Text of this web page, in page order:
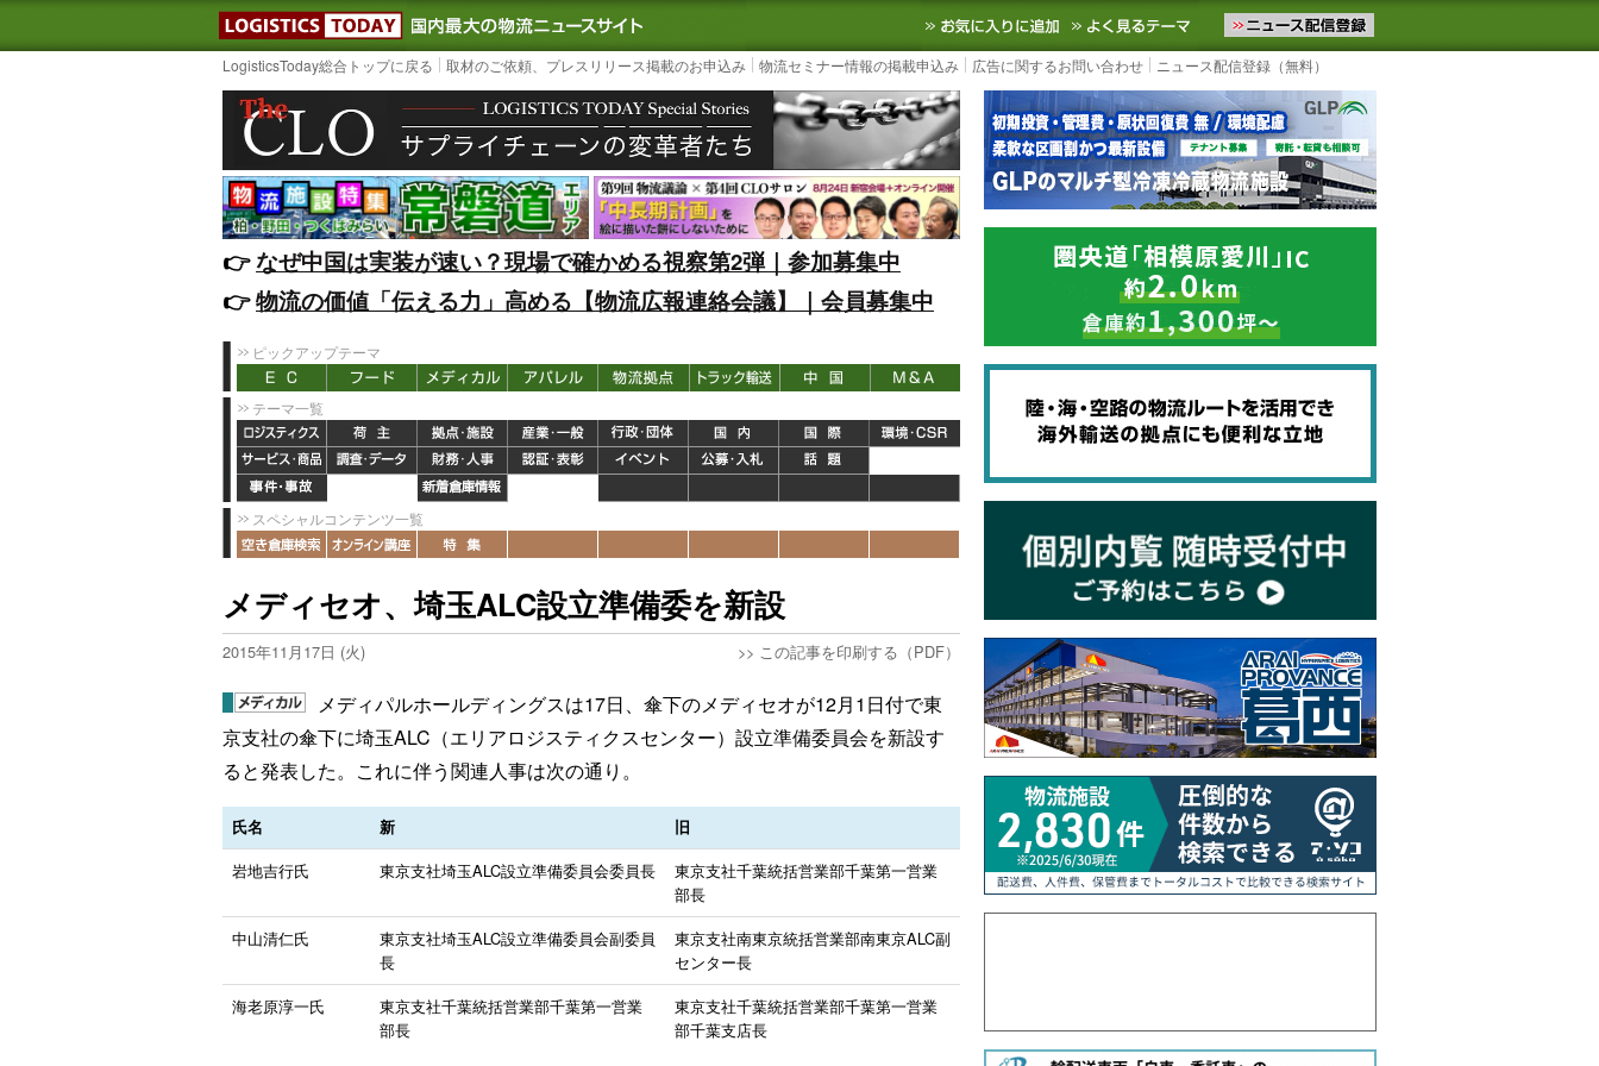
LOGISTICS TODAY｜国内最大の物流ニュースサイト3PL, SCMなど国内外の最新の物流ニュースをお届けします。物流ニュースメール配信を登録す
お気に入りに追加 よく見るテーマ
LogisticsToday総合トップに戻る 取材のご依頼、プレスリリース掲載のお申込み 物流セミナー情報の掲載申込み 広告に関するお問い合わせ ニュース配信登録（無料）
👉️なぜ中国は実装が速い？現場で確かめる視察第2弾｜参加募集中
👉️物流の価値「伝える力」高める【物流広報連絡会議】｜会員募集中
ピックアップテーマ
テーマ一覧
スペシャルコンテンツ一覧
メディセオ、埼玉ALC設立準備委を新設
2015年11月17日 (火) >> この記事を印刷する（PDF）
メディパルホールディングスは17日、傘下のメディセオが12月1日付で東
京支社の傘下に埼玉ALC（エリアロジスティクスセンター）設立準備委員会を新設す
ると発表した。これに伴う関連人事は次の通り。
氏名 新 旧
岩地吉行氏 東京支社埼玉ALC設立準備委員会委員長
東京支社千葉統括営業部千葉第一営業
部長
中山清仁氏
東京支社埼玉ALC設立準備委員会副委員
長
東京支社南東京統括営業部南東京ALC副
センター長
海老原淳一氏
東京支社千葉統括営業部千葉第一営業
部長
東京支社千葉統括営業部千葉第一営業
部千葉支店長